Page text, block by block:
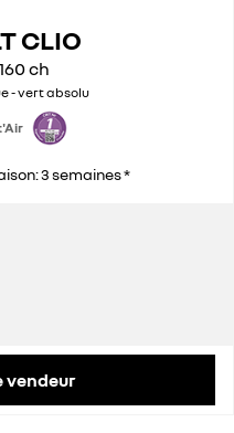
CLIO
ch
- vert absolu
3 semaines *
vendeur